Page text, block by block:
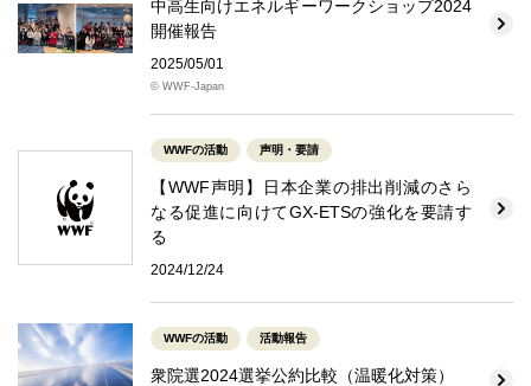
中高生向けエネルギーワークショップ2024
開催報告
2025/05/01
© WWF-Japan
WWFの活動 声明・要請
【WWF声明】日本企業の排出削減のさら
なる促進に向けてGX-ETSの強化を要請す
る
2024/12/24
WWFの活動 活動報告
衆院選2024選挙公約比較（温暖化対策）